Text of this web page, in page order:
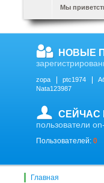
Мы
НОВЫЕ
zopa ptc1974
Nata123987
СЕЙЧАС
пользователи
Пользователей: 0
Главная